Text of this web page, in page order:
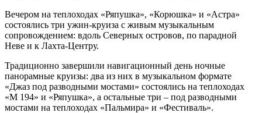
Вечером на теплоходах «Ряпушка», «Корюшка» и «Астра»
состоялись три ужин-круиза с живым музыкальным
сопровождением: вдоль Северных островов, по парадной
Неве и к Лахта-Центру.
Традиционно завершили навигационный день ночные
панорамные круизы: два из них в музыкальном формате
«Джаз под разводными мостами» состоялись на теплоходах
«М 194» и «Ряпушка», а остальные три – под разводными
мостами на теплоходах «Пальмира» и «Фестиваль».